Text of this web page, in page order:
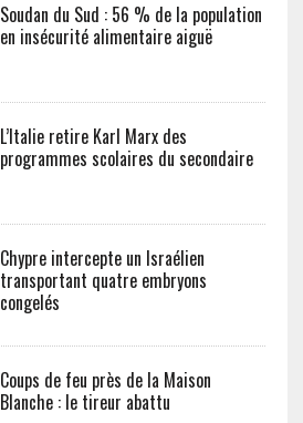
Soudan du Sud : 56 % de la population
en insécurité alimentaire aiguë
L’Italie retire Karl Marx des
programmes scolaires du secondaire
Chypre intercepte un Israélien
transportant quatre embryons
congelés
Coups de feu près de la Maison
Blanche : le tireur abattu